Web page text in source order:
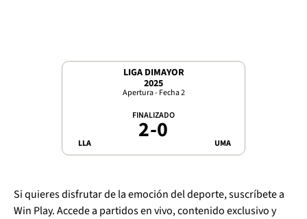
LIGA DIMAYOR
2025
Apertura - Fecha 2
LLA
FINALIZADO
2-0 UMA
Si quieres disfrutar de la emoción del deporte, suscríbete a
Win Play. Accede a partidos en vivo, contenido exclusivo y